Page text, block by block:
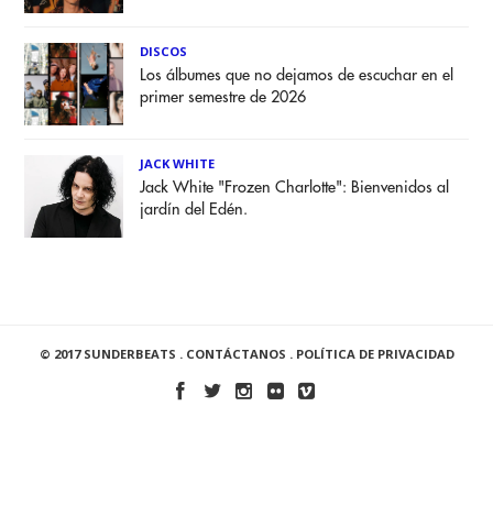
DISCOS
Los álbumes que no dejamos de escuchar en el
primer semestre de 2026
JACK WHITE
Jack White "Frozen Charlotte": Bienvenidos al
jardín del Edén.
© 2017 SUNDERBEATS . CONTÁCTANOS . POLÍTICA DE PRIVACIDAD